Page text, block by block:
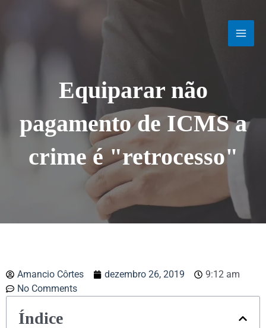
Equiparar não
pagamento de ICMS a
crime é "retrocesso"
Amancio Côrtes dezembro 26, 2019
9:12 am
No Comments
Índice